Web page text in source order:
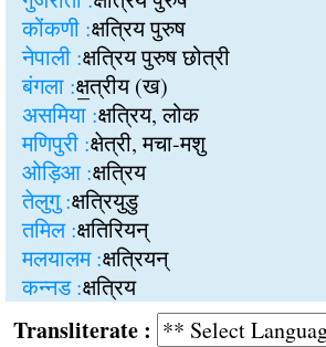
कोंकणी :क्षत्रिय पुरुष
नेपाली :क्षत्रिय पुरुष छोत्री
बंगला :क्ष॒त्रीय (ख)
असमिया :क्षत्रिय, लोक
मणिपुरी :क्षेत्री, मचा-मशु
ओड़िआ :क्षत्रिय
तेलुगु :क्षत्रियुडु
तमिल :क्षतिरियन्
मलयालम :क्षत्रियन्
कन्नड :क्षत्रिय
: